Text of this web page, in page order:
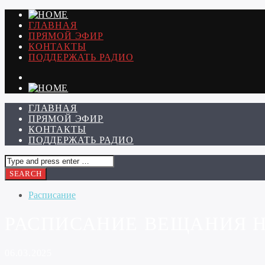
ГЛАВНАЯ
ПРЯМОЙ ЭФИР
КОНТАКТЫ
ПОДДЕРЖАТЬ РАДИО
ГЛАВНАЯ
ПРЯМОЙ ЭФИР
КОНТАКТЫ
ПОДДЕРЖАТЬ РАДИО
Расписание